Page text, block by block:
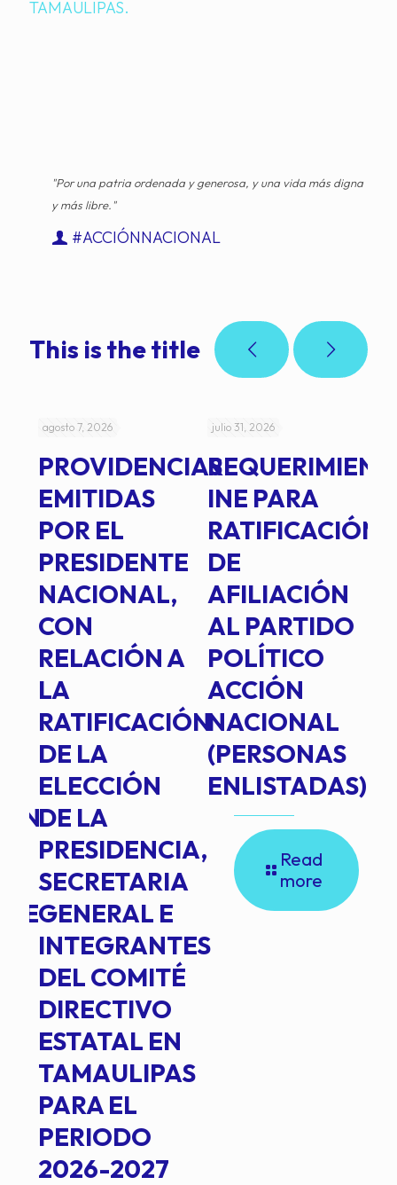
TAMAULIPAS.
"Por una patria ordenada y generosa, y una vida más digna
y más libre."
#ACCIÓNNACIONAL
This is the title
agosto 7, 2026
PROVIDENCIAS
EMITIDAS
POR EL
PRESIDENTE
NACIONAL,
CON
RELACIÓN A
LA
RATIFICACIÓN
DE LA
ELECCIÓN
DE LA
PRESIDENCIA,
SECRETARIA
GENERAL E
INTEGRANTES
DEL COMITÉ
DIRECTIVO
ESTATAL EN
TAMAULIPAS
PARA EL
PERIODO
2026-2027
julio 31, 2026
INE PARA
RATIFICACIÓN
DE
AFILIACIÓN
AL PARTIDO
POLÍTICO
ACCIÓN
NACIONAL
(PERSONAS
ENLISTADAS)
Read
more